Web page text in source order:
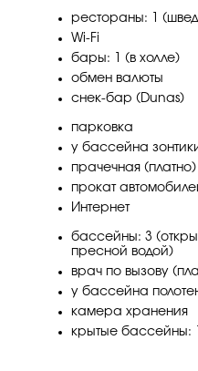
рестораны: 1
Wi-Fi
бары: 1 (в холле)
обмен валюты
снек-бар (Dunas)
парковка
у бассейна
прачечная (платно)
прокат
Интернет
бассейны: 3
пресной водой)
врач по вызову
у бассейна
камера хранения
крытые бассейны: 1